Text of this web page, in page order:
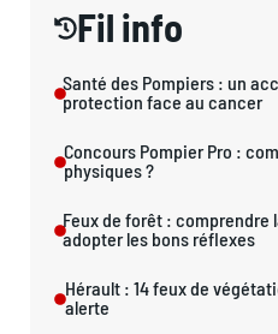
Fil info
Santé des Pompiers : un
protection face au cancer
Concours Pompier Pro :
physiques ?
Feux de forêt : comprendre
adopter les bons réflexes
Hérault : 14 feux de
alerte